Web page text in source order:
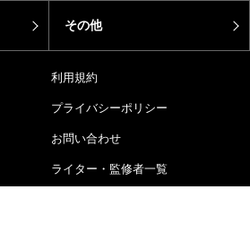
その他
利用規約
プライバシーポリシー
お問い合わせ
ライター・監修者一覧